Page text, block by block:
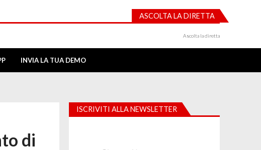
ASCOLTA LA DIRETTA
Ascolta la diretta
INVIA LA TUA DEMO
di
ISCRIVITI ALLA NEWSLETTER